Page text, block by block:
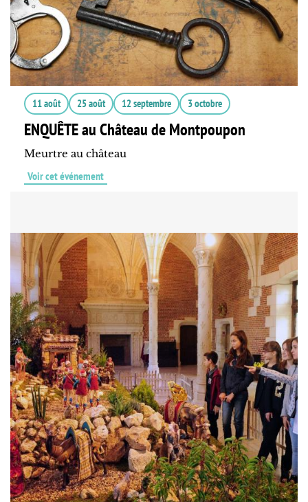
11 août 25 août 12 septembre 3 octobre
ENQUÊTE au Château de Montpoupon
Meurtre au château
Voir cet événement